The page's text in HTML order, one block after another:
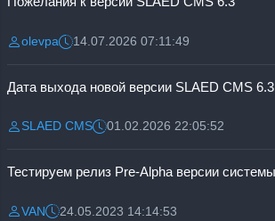
Разместил:
olevpaДата:14.07.2026 07:11:49
Дата выхода новой версии SLAED CMS 6.3
Разместил:
SLAED CMSДата:01.02.2026 22:05:52
Разместил:
VANДата:24.05.2023 14:14:53